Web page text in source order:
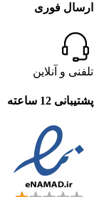
ارسال فوری
تلفنی و آنلاین
پشتیبانی 12 ساعته